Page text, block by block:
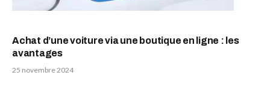
Achat d’une voiture via une boutique en ligne : les
avantages
25 novembre 2024